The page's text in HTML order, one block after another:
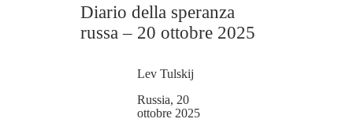
Diario della speranza
russa – 20 ottobre 2025
Lev Tulskij
Russia, 20
ottobre 2025